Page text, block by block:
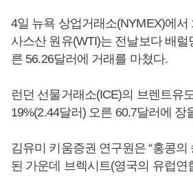
4일 뉴욕 상업거래소(NYMEX)에서
사스산 원유(WTI)는 전날보다 배럴
른 56.26달러에 거래를 마쳤다.
런던 선물거래소(ICE)의 브렌트유
19%(2.44달러) 오른 60.7달러에 장
김유미 키움증권 연구원은 “홍콩의
된 가운데 브렉시트(영국의 유럽연